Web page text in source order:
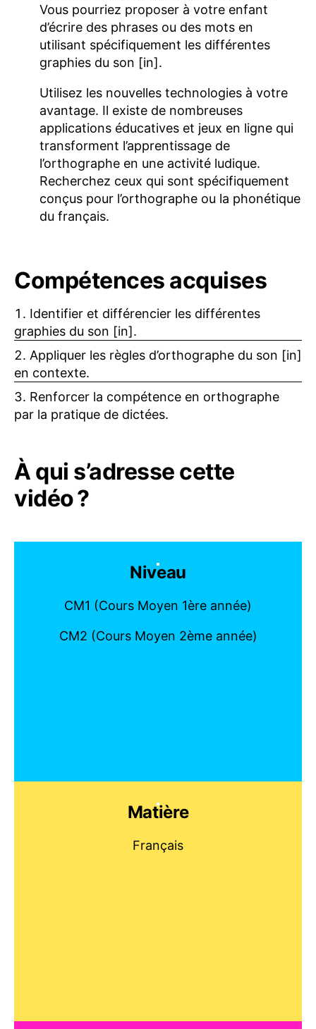
Vous pourriez proposer à votre enfant
d’écrire des phrases ou des mots en
utilisant spécifiquement les différentes
graphies du son [in].
Utilisez les nouvelles technologies à votre
avantage. Il existe de nombreuses
applications éducatives et jeux en ligne qui
transforment l’apprentissage de
l’orthographe en une activité ludique.
Recherchez ceux qui sont spécifiquement
conçus pour l’orthographe ou la phonétique
du français.
Compétences acquises
Identifier et différencier les différentes
graphies du son [in].
Appliquer les règles d’orthographe du son [in]
en contexte.
Renforcer la compétence en orthographe
par la pratique de dictées.
À qui s’adresse cette
vidéo ?
Niveau
CM1 (Cours Moyen 1ère année)
CM2 (Cours Moyen 2ème année)
Matière
Français